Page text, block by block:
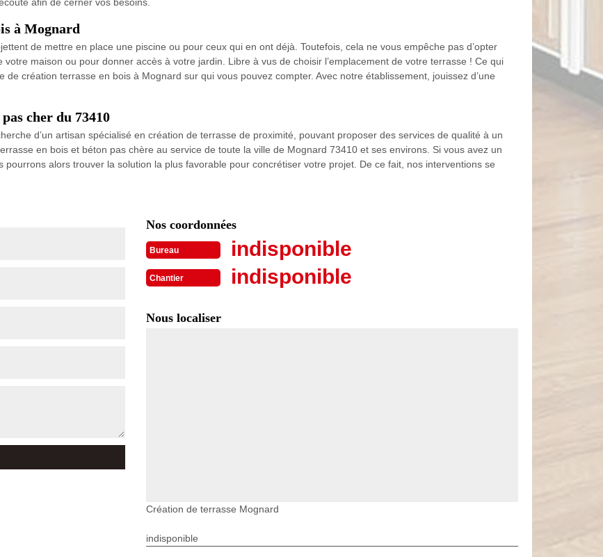
à Mognard
de mettre en place une piscine ou pour ceux qui en ont déjà. Toutefois, cela ne vous empêche pas d’opter
maison ou pour donner accès à votre jardin. Libre à vus de choisir l’emplacement de votre terrasse ! Ce qui
de création terrasse en bois à Mognard sur qui vous pouvez compter. Avec notre établissement, jouissez d’une
cher du 73410
d’un artisan spécialisé en création de terrasse de proximité, pouvant proposer des services de qualité à un
en bois et béton pas chère au service de toute la ville de Mognard 73410 et ses environs. Si vous avez un
pourrons alors trouver la solution la plus favorable pour concrétiser votre projet. De ce fait, nos interventions se
Nos coordonnées
Bureau indisponible
Chantier indisponible
Nous localiser
Création de terrasse Mognard
indisponible